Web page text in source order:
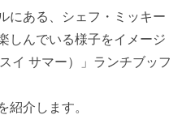
にある、シェフ・ミッキー
しんでいる様子をイメージ
イ サマー）」ランチブッフ
介します。